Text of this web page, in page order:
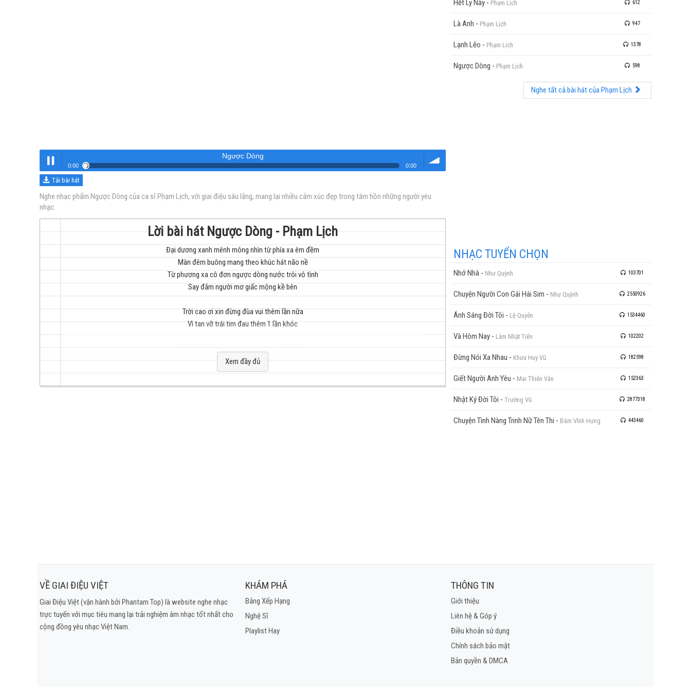
Nghe
Ngược Dòng
0:00 0:00
Ngược Dòng
Tải bài hát
Nghe nhạc phẩm Ngược Dòng của ca sĩ Phạm Lịch, với giai điệu sâu lắng, mang lại nhiều cảm xúc đẹp trong tâm hồn những người yêu
nhạc.
Lời bài hát Ngược Dòng - Phạm Lịch
Đại dương xanh mênh mông nhìn từ phía xa êm đềm
Màn đêm buông mang theo khúc hát não nề
Từ phương xa cô đơn ngược dòng nước trôi vô tình
Say đắm người mơ giấc mộng kề bên
Trời cao ơi xin đừng đùa vui thêm lần nữa
Vì tan vỡ trái tim đau thêm 1 lần khóc
Sợ chia ly đôi đường lạc nhau ko tìm thấy
Tan bóng hình tâm trí mình mờ đi
Thà vẫn cứ một mình trôi theo dòng nhờ nước cuốn
Xem đầy đủ
Hết Ly Này - Phạm Lịch 612
Là Anh - Phạm Lịch 947
Lạnh Lẽo - Phạm Lịch 1378
Ngược Dòng - Phạm Lịch 598
Nghe tất cả bài hát của Phạm Lịch
NHẠC TUYỂN CHỌN
Nhớ Nhà - Như Quỳnh 103701
Chuyện Người Con Gái Hái Sim - Như Quỳnh 2550926
Ánh Sáng Đời Tôi - Lệ Quyên 1534460
Và Hôm Nay - Lâm Nhật Tiến 102202
Đừng Nói Xa Nhau - Khưu Huy Vũ 182598
Giết Người Anh Yêu - Mai Thiên Vân 152363
Nhật Ký Đời Tôi - Trường Vũ 2877318
Chuyện Tình Nàng Trinh Nữ Tên Thi - Đàm Vĩnh Hưng 443460
VỀ GIAI ĐIỆU VIỆT
Giai Điệu Việt (vận hành bởi Phantam Top) là website nghe nhạc
trực tuyến với mục tiêu mang lại trải nghiệm âm nhạc tốt nhất cho
cộng đồng yêu nhạc Việt Nam.
KHÁM PHÁ
Bảng Xếp Hạng
Nghệ Sĩ
Playlist Hay
THÔNG TIN
Giới thiệu
Liên hệ & Góp ý
Điều khoản sử dụng
Chính sách bảo mật
Bản quyền & DMCA